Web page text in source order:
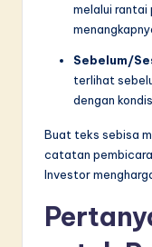
melalui rantai
Sebelum/
terlihat
dengan
Buat teks sebisa
catatan pembicara
Investor